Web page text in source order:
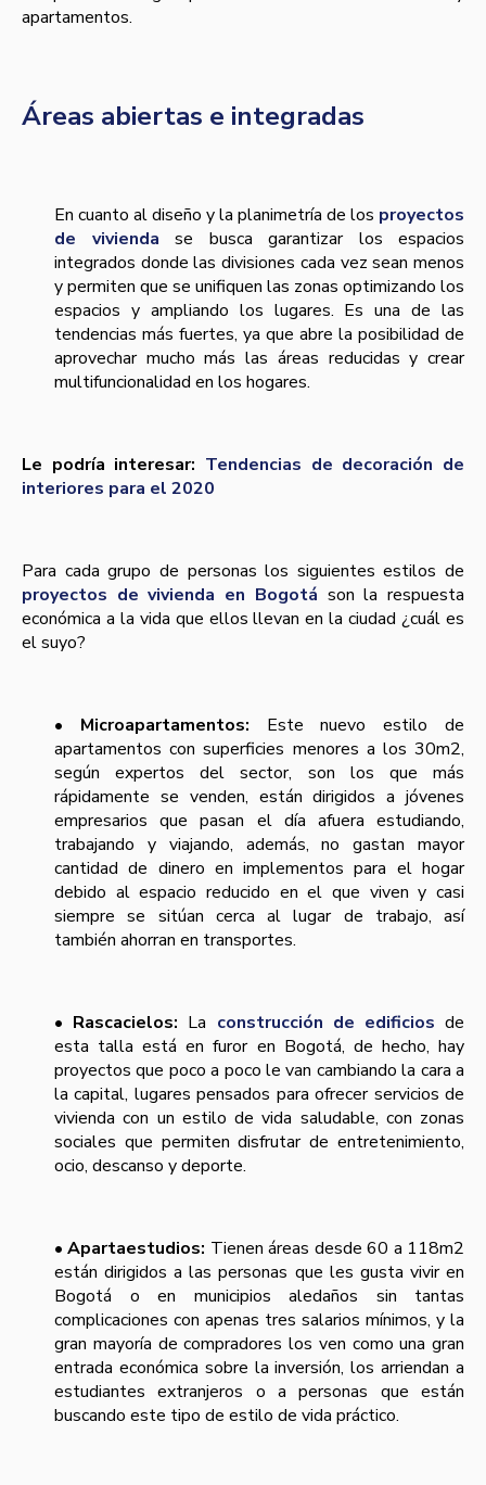
apartamentos.
Áreas abiertas e integradas
En cuanto al diseño y la planimetría de los proyectos
de vivienda
se busca garantizar los espacios
integrados donde las divisiones cada vez sean menos
y permiten que se unifiquen las zonas optimizando los
espacios y ampliando los lugares. Es una de las
tendencias más fuertes, ya que abre la posibilidad de
aprovechar mucho más las áreas reducidas y crear
multifuncionalidad en los hogares.
Le podría interesar: Tendencias de decoración de
interiores para el 2020
Para cada grupo de personas los siguientes estilos de
proyectos de vivienda en Bogotá son la respuesta
económica a la vida que ellos llevan en la ciudad ¿cuál es
el suyo?
• Microapartamentos: Este nuevo estilo de
apartamentos con superficies menores a los 30m2,
según expertos del sector, son los que más
rápidamente se venden, están dirigidos a jóvenes
empresarios que pasan el día afuera estudiando,
trabajando y viajando, además, no gastan mayor
cantidad de dinero en implementos para el hogar
debido al espacio reducido en el que viven y casi
siempre se sitúan cerca al lugar de trabajo, así
también ahorran en transportes.
• Rascacielos: La construcción de edificios de
esta talla está en furor en Bogotá, de hecho, hay
proyectos que poco a poco le van cambiando la cara a
la capital, lugares pensados para ofrecer servicios de
vivienda con un estilo de vida saludable, con zonas
sociales que permiten disfrutar de entretenimiento,
ocio, descanso y deporte.
• Apartaestudios: Tienen áreas desde 60 a 118m2
están dirigidos a las personas que les gusta vivir en
Bogotá o en municipios aledaños sin tantas
complicaciones con apenas tres salarios mínimos, y la
gran mayoría de compradores los ven como una gran
entrada económica sobre la inversión, los arriendan a
estudiantes extranjeros o a personas que están
buscando este tipo de estilo de vida práctico.